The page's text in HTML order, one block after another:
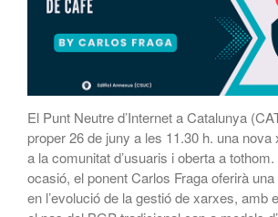
juliol 2026
juny 2026
abril 2026
febrer 2026
desembre
novembre
El Punt Neutre d’Internet a Catalunya
proper 26 de juny a les 11.30 h. una nova
a la comunitat d’usuaris i oberta a
ocasió, el ponent Carlos Fraga oferirà
en l’evolució de la gestió de xarxes, amb